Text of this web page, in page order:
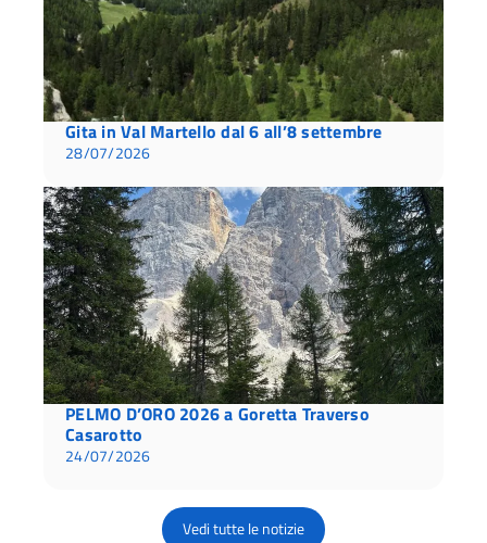
Gita in Val Martello dal 6 all’8 settembre
28/07/2026
PELMO D’ORO 2026 a Goretta Traverso
Casarotto
24/07/2026
Vedi tutte le notizie